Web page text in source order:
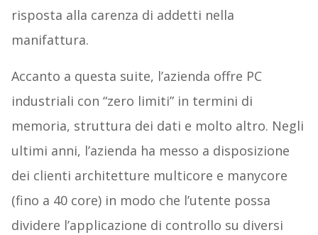
risposta alla carenza di addetti nella
manifattura.
Accanto a questa suite, l’azienda offre PC
industriali con “zero limiti” in termini di
memoria, struttura dei dati e molto altro. Negli
ultimi anni, l’azienda ha messo a disposizione
dei clienti architetture multicore e manycore
(fino a 40 core) in modo che l’utente possa
dividere l’applicazione di controllo su diversi